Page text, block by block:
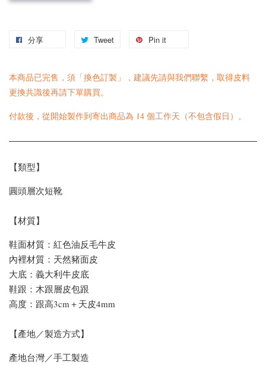
分享 Tweet Pin it
本商品已完售，須「換色訂製」，建議先請與我們聯繫 ，取得皮料
更換共識後再請下單購買。
付款後，從開始製作到寄出商品為 14 個工作天（不包含假日）。
【類型】
圓頭層次短靴
【材質】
鞋面材質：紅色油反毛牛皮
內裡材質：天然豬面皮
大底：義大利牛皮底
鞋跟：木跟層皮包跟
高度：跟高3cm＋天皮4mm
【產地／製造方式】
產地台灣／手工製造